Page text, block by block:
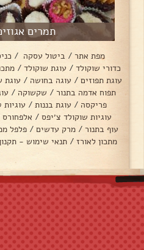
תמרים
מפת אתר / ביטול עסקה /
כדורי שוקולד / עוגת שוקולד /
עוגת תפוזים / עוגה בחושה / עוגת
תפוח אדמה בתנור / שקשוקה /
פריקסה / עוגת בננות / עוגיות
עוגיות שוקולד צ׳יפס / אלפחורס
עוף בתנור / מרק עדשים / פלפל
מתכון לאורז / תנאי שימוש -